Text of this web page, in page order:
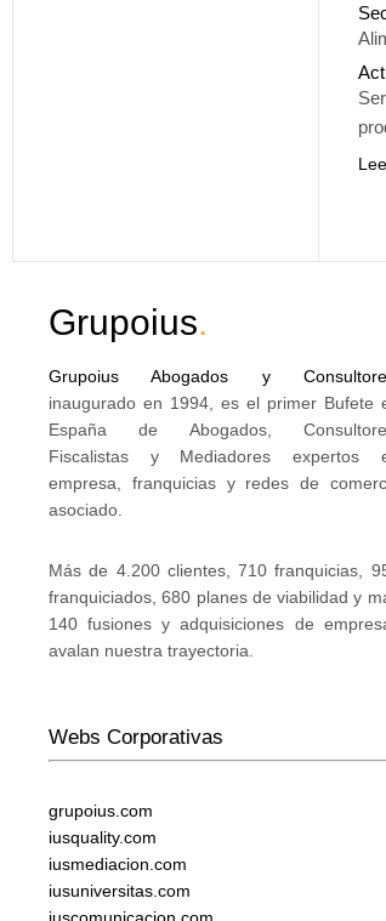
Grupoius.
Grupoius Abogados y
inaugurado en 1994, es el primer Bufete
España de Abogados,
Fiscalistas y Mediadores expertos
empresa, franquicias y redes de
asociado.
Más de 4.200 clientes, 710 franquicias,
franquiciados, 680 planes de viabilidad y
140 fusiones y adquisiciones de
avalan nuestra trayectoria.
Webs Corporativas
grupoius.com
iusquality.com
iusmediacion.com
iusuniversitas.com